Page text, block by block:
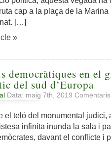
cap a la plaça de la
[…]
»
democràtiques en el
del sud d’Europa
Data: maig 7th, 2019
el teló del monumental judici,
infinita inunda la sala i
davant el conflicte i